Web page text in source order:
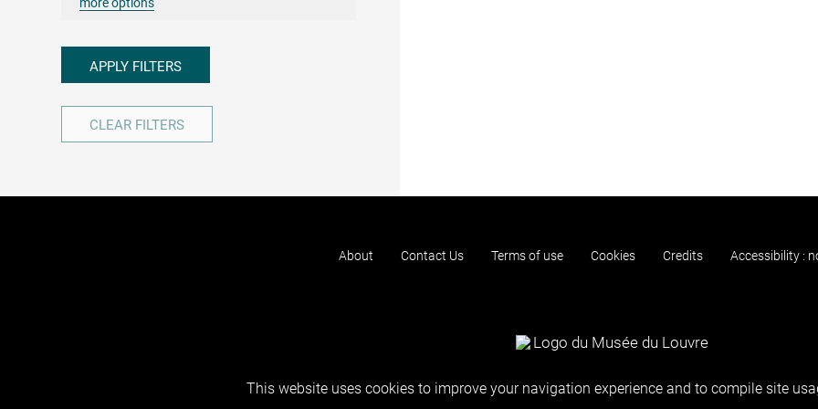
APPLY FILTERS
CLEAR FILTERS
About Contact Us Terms of use Cookies Credits Accessibility :
This website uses cookies to improve your navigation experience and to compile site